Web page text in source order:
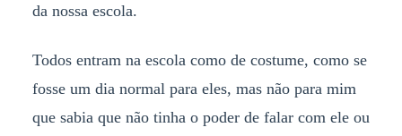
da nossa escola.
Todos entram na escola como de costume, como se
fosse um dia normal para eles, mas não para mim
que sabia que não tinha o poder de falar com ele ou